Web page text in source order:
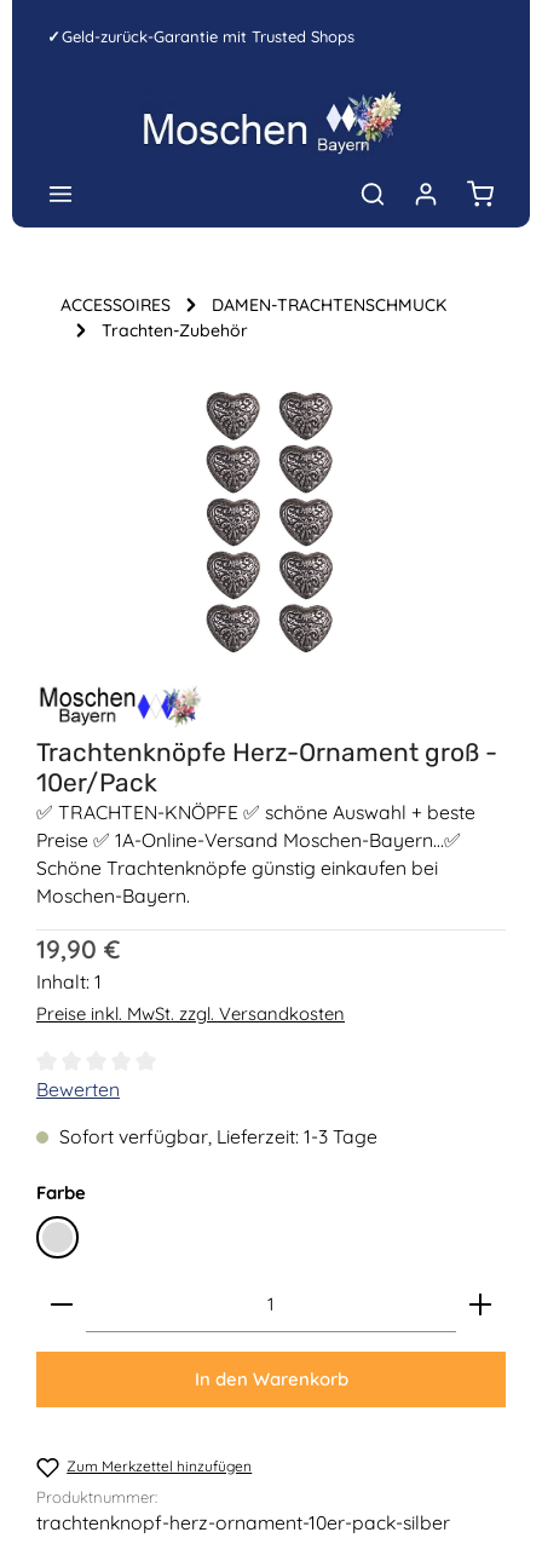
Zum Hauptinhalt springen
✓Geld-zurück-Garantie mit Trusted Shops
ACCESSOIRES
DAMEN-TRACHTENSCHMUCK
Trachten-Zubehör
Bildergalerie überspringen
Trachtenknöpfe Herz-Ornament groß -
10er/Pack
✅ TRACHTEN-KNÖPFE ✅ schöne Auswahl + beste
Preise ✅ 1A-Online-Versand Moschen-Bayern...✅
Schöne Trachtenknöpfe günstig einkaufen bei
Moschen-Bayern.
Regulärer Preis:
19,90 €
Inhalt: 1
Preise inkl. MwSt. zzgl. Versandkosten
Durchschnittliche Bewertung von 0 von 5 Sternen
Bewerten
Sofort verfügbar, Lieferzeit: 1-3 Tage
Farbeauswählen
Silber
Produkt Anzahl: Gib den gewünschten Wert ein
In den Warenkorb
Zum Merkzettel hinzufügen
Produktnummer:
trachtenknopf-herz-ornament-10er-pack-silber